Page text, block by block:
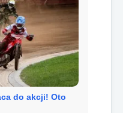
do akcji! Oto